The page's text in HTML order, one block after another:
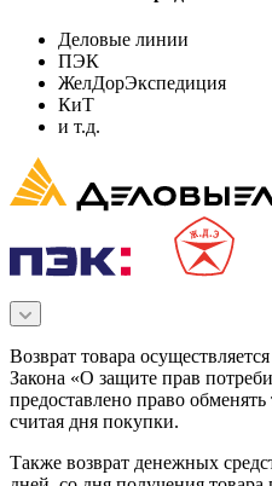
Деловые линии
ПЭК
ЖелДорЭкспедиция
КиТ
и т.д.
Возврат товара
Закона «О защите прав
предоставлено право
считая дня покупки.
Также возврат денежных